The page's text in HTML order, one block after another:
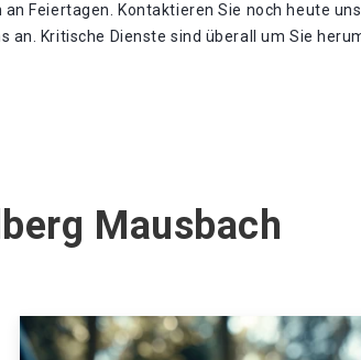
Feiertagen. Kontaktieren Sie noch heute
an. Kritische Dienste sind überall um Sie
Mausbach